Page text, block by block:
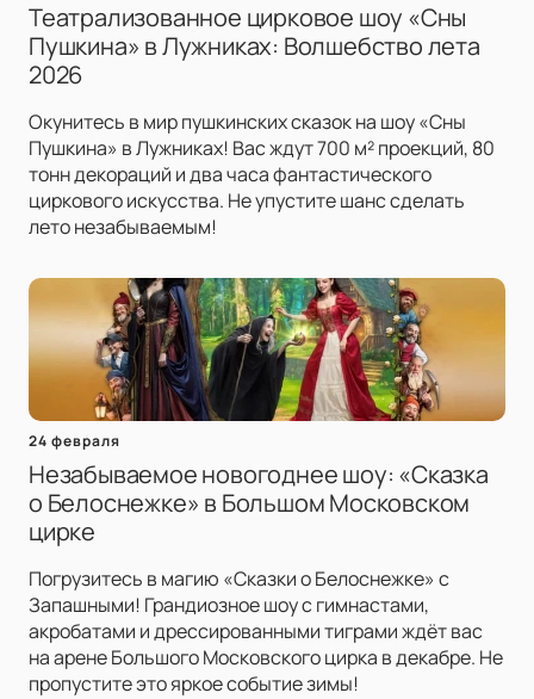
Театрализованное цирковое шоу «Сны
Пушкина» в Лужниках: Волшебство лета
2026
Окунитесь в мир пушкинских сказок на шоу «Сны
Пушкина» в Лужниках! Вас ждут 700 м² проекций, 80
тонн декораций и два часа фантастического
циркового искусства. Не упустите шанс сделать
лето незабываемым!
24 февраля
Незабываемое новогоднее шоу: «Сказка
о Белоснежке» в Большом Московском
цирке
Погрузитесь в магию «Сказки о Белоснежке» с
Запашными! Грандиозное шоу с гимнастами,
акробатами и дрессированными тиграми ждёт вас
на арене Большого Московского цирка в декабре. Не
пропустите это яркое событие зимы!